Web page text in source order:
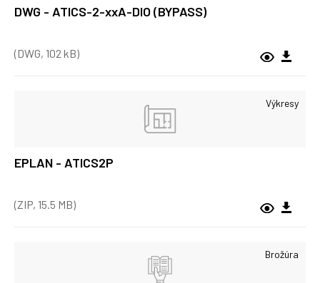
DWG - ATICS-2-xxA-DIO (BYPASS)
(DWG, 102 kB)
Výkresy
EPLAN - ATICS2P
(ZIP, 15.5 MB)
Brožúra